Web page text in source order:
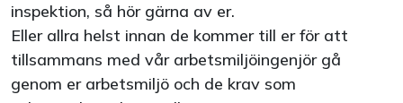
inspektion, så hör gärna av er.
Eller allra helst innan de kommer till er för att
tillsammans med vår arbetsmiljöingenjör gå
genom er arbetsmiljö och de krav som